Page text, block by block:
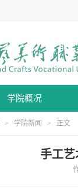
学院概况
> 学院新闻 > 正文
手工